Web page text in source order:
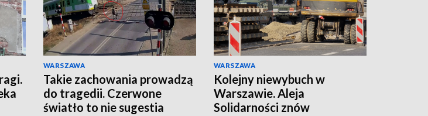
WARSZAWA
Takie zachowania prowadzą
do tragedii. Czerwone
światło to nie sugestia
WARSZAWA
Kolejny niewybuch w
Warszawie. Aleja
Solidarności znów